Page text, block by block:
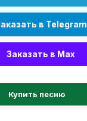
в Telegram
Заказать в Max
Купить песню